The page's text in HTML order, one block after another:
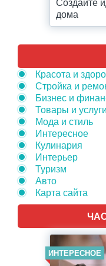
дома
Красота и
Стройка и
Бизнес и
Товары и услуги
Мода и стиль
Интересное
Кулинария
Интерьер
Туризм
Авто
Карта сайта
ИНТЕРЕСНОЕ